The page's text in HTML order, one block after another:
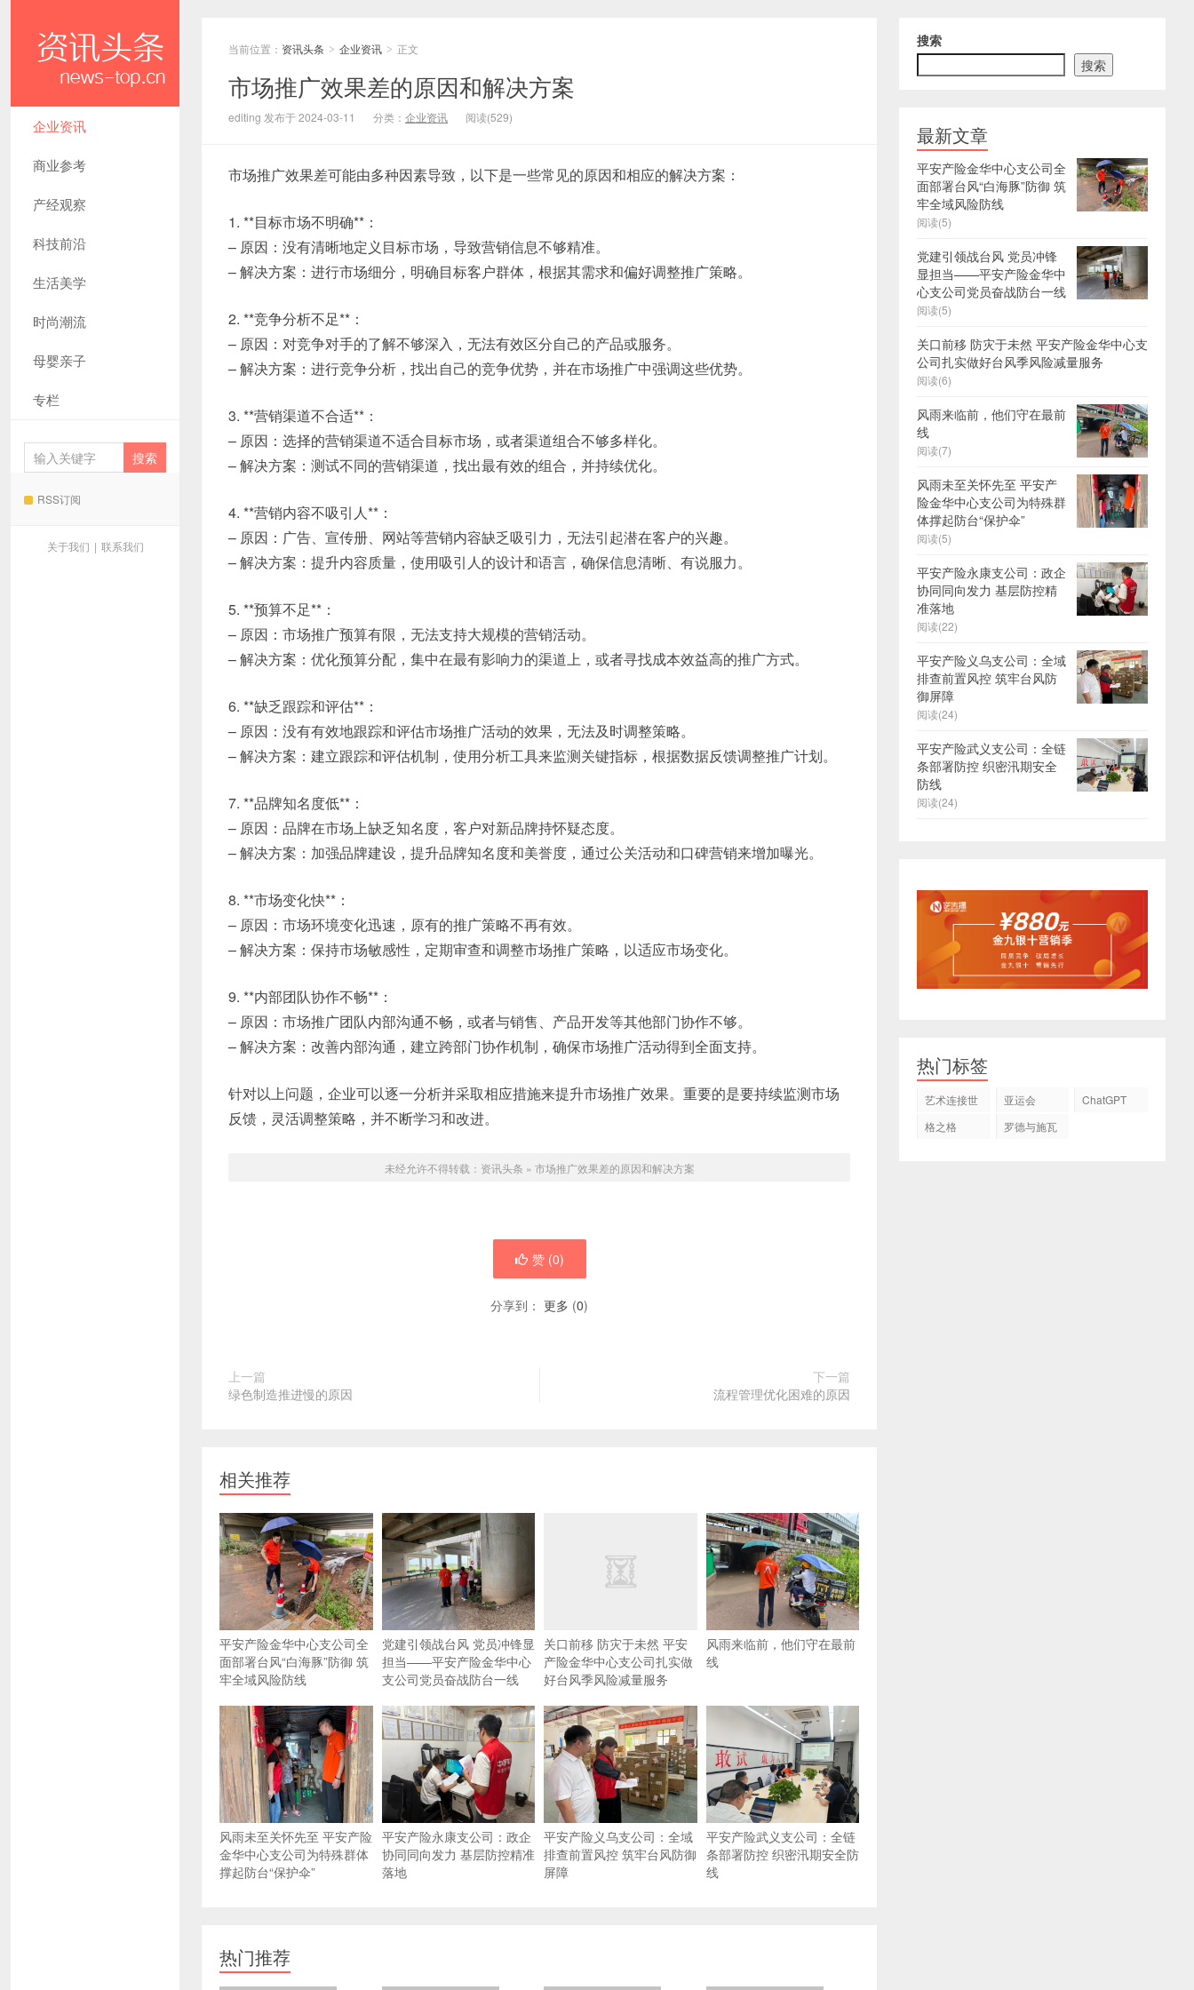
企业资讯
商业参考
产经观察
科技前沿
生活美学
时尚潮流
母婴亲子
专栏
RSS订阅
关于我们 | 联系我们
当前位置： 资讯头条 > 企业资讯 > 正文
市场推广效果差的原因和解决方案
editing 发布于 2024-03-11 分类： 企业资讯 阅读(529)
市场推广效果差可能由多种因素导致，以下是一些常见的原因和相应的解决方案：
1. **目标市场不明确**：
– 原因：没有清晰地定义目标市场，导致营销信息不够精准。
– 解决方案：进行市场细分，明确目标客户群体，根据其需求和偏好调整推广策略。
2. **竞争分析不足**：
– 原因：对竞争对手的了解不够深入，无法有效区分自己的产品或服务。
– 解决方案：进行竞争分析，找出自己的竞争优势，并在市场推广中强调这些优势。
3. **营销渠道不合适**：
– 原因：选择的营销渠道不适合目标市场，或者渠道组合不够多样化。
– 解决方案：测试不同的营销渠道，找出最有效的组合，并持续优化。
4. **营销内容不吸引人**：
– 原因：广告、宣传册、网站等营销内容缺乏吸引力，无法引起潜在客户的兴趣。
– 解决方案：提升内容质量，使用吸引人的设计和语言，确保信息清晰、有说服力。
5. **预算不足**：
– 原因：市场推广预算有限，无法支持大规模的营销活动。
– 解决方案：优化预算分配，集中在最有影响力的渠道上，或者寻找成本效益高的推广方式。
6. **缺乏跟踪和评估**：
– 原因：没有有效地跟踪和评估市场推广活动的效果，无法及时调整策略。
– 解决方案：建立跟踪和评估机制，使用分析工具来监测关键指标，根据数据反馈调整推广计划。
7. **品牌知名度低**：
– 原因：品牌在市场上缺乏知名度，客户对新品牌持怀疑态度。
– 解决方案：加强品牌建设，提升品牌知名度和美誉度，通过公关活动和口碑营销来增加曝光。
8. **市场变化快**：
– 原因：市场环境变化迅速，原有的推广策略不再有效。
– 解决方案：保持市场敏感性，定期审查和调整市场推广策略，以适应市场变化。
9. **内部团队协作不畅**：
– 原因：市场推广团队内部沟通不畅，或者与销售、产品开发等其他部门协作不够。
– 解决方案：改善内部沟通，建立跨部门协作机制，确保市场推广活动得到全面支持。
针对以上问题，企业可以逐一分析并采取相应措施来提升市场推广效果。重要的是要持续监测市场
反馈，灵活调整策略，并不断学习和改进。
未经允许不得转载： 资讯头条 » 市场推广效果差的原因和解决方案
赞 (0)
分享到： 更多 (0)
上一篇
绿色制造推进慢的原因
下一篇
流程管理优化困难的原因
相关推荐
平安产险金华中心支公司全
面部署台风“白海豚”防御 筑
牢全域风险防线
党建引领战台风 党员冲锋显
担当——平安产险金华中心
支公司党员奋战防台一线
关口前移 防灾于未然 平安
产险金华中心支公司扎实做
好台风季风险减量服务
风雨来临前，他们守在最前
线
风雨未至关怀先至 平安产险
金华中心支公司为特殊群体
撑起防台“保护伞”
平安产险永康支公司：政企
协同同向发力 基层防控精准
落地
平安产险义乌支公司：全域
排查前置风控 筑牢台风防御
屏障
平安产险武义支公司：全链
条部署防控 织密汛期安全防
线
热门推荐
搜索
搜索
最新文章
平安产险金华中心支公司全
面部署台风“白海豚”防御 筑
牢全域风险防线
阅读(5)
党建引领战台风 党员冲锋
显担当——平安产险金华中
心支公司党员奋战防台一线
阅读(5)
关口前移 防灾于未然 平安产险金华中心支
公司扎实做好台风季风险减量服务
阅读(6)
风雨来临前，他们守在最前
线
阅读(7)
风雨未至关怀先至 平安产
险金华中心支公司为特殊群
体撑起防台“保护伞”
阅读(5)
平安产险永康支公司：政企
协同同向发力 基层防控精
准落地
阅读(22)
平安产险义乌支公司：全域
排查前置风控 筑牢台风防
御屏障
阅读(24)
平安产险武义支公司：全链
条部署防控 织密汛期安全
防线
阅读(24)
热门标签
艺术连接世
亚运会
ChatGPT
格之格
罗德与施瓦